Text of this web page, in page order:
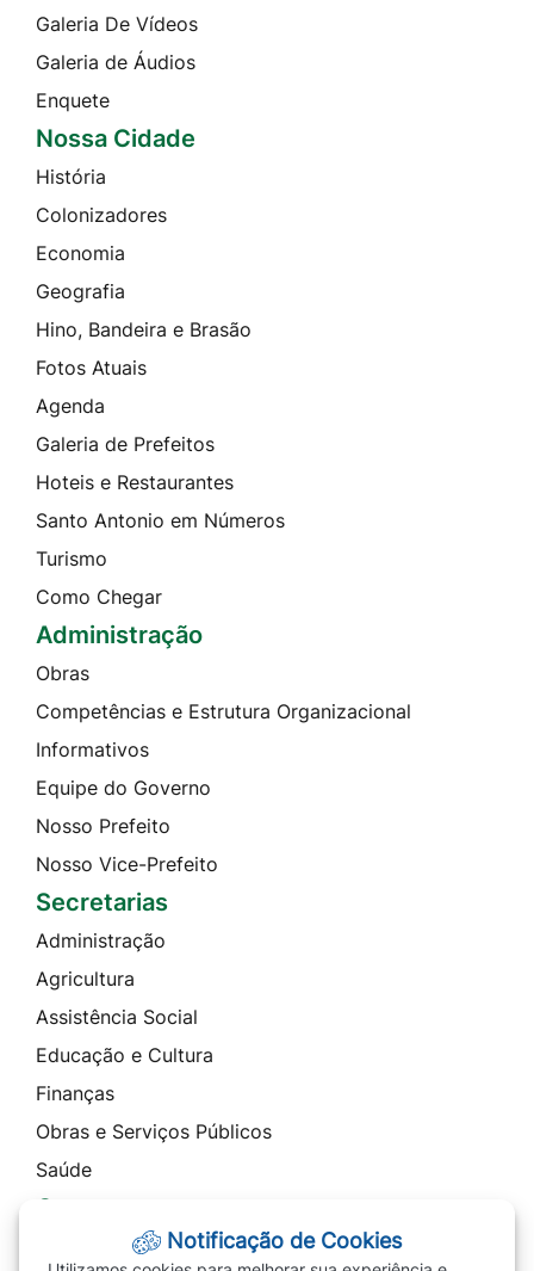
Galeria De Vídeos
Galeria de Áudios
Enquete
Nossa Cidade
História
Colonizadores
Economia
Geografia
Hino, Bandeira e Brasão
Fotos Atuais
Agenda
Galeria de Prefeitos
Hoteis e Restaurantes
Santo Antonio em Números
Turismo
Como Chegar
Administração
Obras
Competências e Estrutura Organizacional
Informativos
Equipe do Governo
Nosso Prefeito
Nosso Vice-Prefeito
Secretarias
Administração
Agricultura
Assistência Social
Educação e Cultura
Finanças
Obras e Serviços Públicos
Saúde
Contato
Notificação de Cookies